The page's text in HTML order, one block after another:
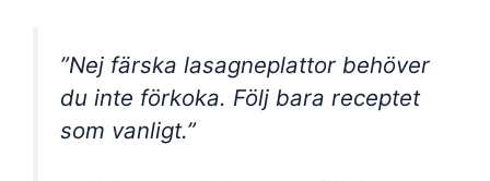
”Nej färska lasagneplattor behöver
du inte förkoka. Följ bara receptet
som vanligt.”